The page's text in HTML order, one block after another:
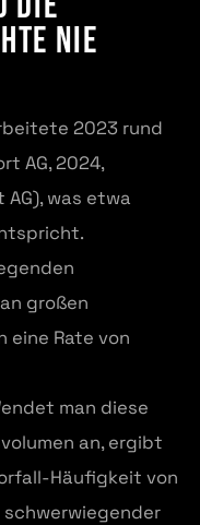
nie
2023 rund
AG, 2024,
was etwa
großen
eine Rate von
man diese
an, ergibt
Häufigkeit von
schwerwiegender